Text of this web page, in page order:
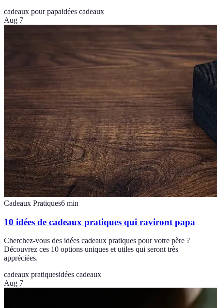
cadeaux pour papaidées cadeaux
Aug 7
Cadeaux Pratiques6 min
10 idées de cadeaux pratiques qui raviront papa
Cherchez-vous des idées cadeaux pratiques pour votre père ?
Découvrez ces 10 options uniques et utiles qui seront très
appréciées.
cadeaux pratiquesidées cadeaux
Aug 7